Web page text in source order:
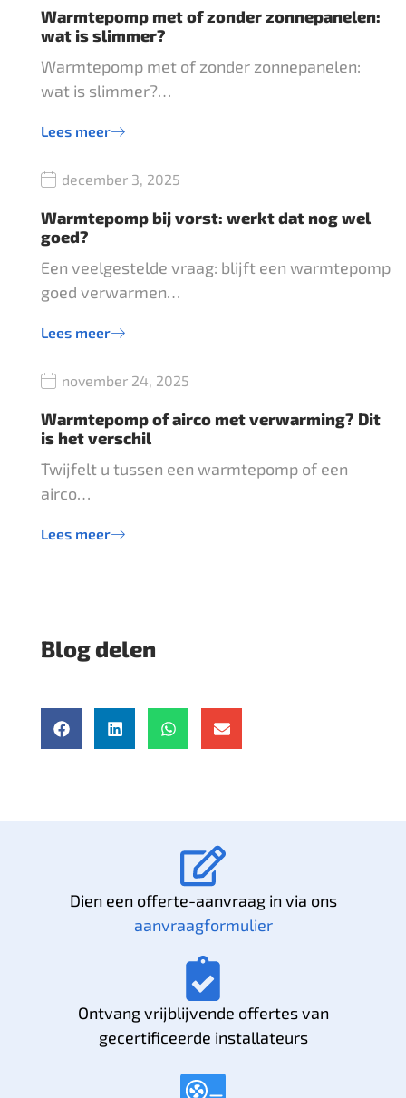
Warmtepomp met of zonder zonnepanelen:
wat is slimmer?
Warmtepomp met of zonder zonnepanelen:
wat is slimmer?…
Lees meer
december 3, 2025
Warmtepomp bij vorst: werkt dat nog wel
goed?
Een veelgestelde vraag: blijft een warmtepomp
goed verwarmen…
Lees meer
november 24, 2025
Warmtepomp of airco met verwarming? Dit
is het verschil
Twijfelt u tussen een warmtepomp of een
airco…
Lees meer
Blog delen
Dien een offerte-aanvraag in via ons
aanvraagformulier
Ontvang vrijblijvende offertes van
gecertificeerde installateurs